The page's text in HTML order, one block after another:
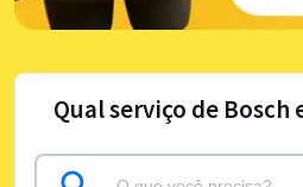
Qual serviço de Bosch